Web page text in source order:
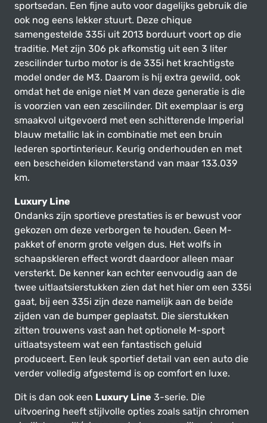
sportsedan. Een fijne auto voor dagelijks gebruik die
ook nog eens lekker stuurt. Deze chique
samengestelde 335i uit 2013 borduurt voort op die
traditie. Met zijn 306 pk afkomstig uit een 3 liter
zescilinder turbo motor is de 335i het krachtigste
model onder de M3. Daarom is hij extra gewild, ook
omdat het de enige niet M van deze generatie is die
is voorzien van een zescilinder. Dit exemplaar is erg
smaakvol uitgevoerd met een schitterende Imperial
blauw metallic lak in combinatie met een bruin
lederen sportinterieur. Keurig onderhouden en met
een bescheiden kilometerstand van maar 133.039
km.
Luxury Line
Ondanks zijn sportieve prestaties is er bewust voor
gekozen om deze verborgen te houden. Geen M-
pakket of enorm grote velgen dus. Het wolfs in
schaapskleren effect wordt daardoor alleen maar
versterkt. De kenner kan echter eenvoudig aan de
twee uitlaatsierstukken zien dat het hier om een 335i
gaat, bij een 335i zijn deze namelijk aan de beide
zijden van de bumper geplaatst. Die sierstukken
zitten trouwens vast aan het optionele M-sport
uitlaatsysteem wat een fantastisch geluid
produceert. Een leuk sportief detail van een auto die
verder volledig afgestemd is op comfort en luxe.
Dit is dan ook een Luxury Line 3-serie. Die
uitvoering heeft stijlvolle opties zoals satijn chromen